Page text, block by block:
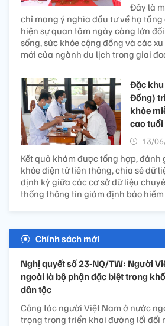
Đây là
chỉ mang ý nghĩa đầu tư về hạ
hiện sự quan tâm ngày càng lớn
sống, sức khỏe cộng đồng và các
mới của ngành du lịch trong giai
Đặc khu
Đồng)
khỏe
cao tuổi
13/
Kết quả khám được tổng hợp, đánh
khỏe điện tử liên thông, chia sẻ dữ
định kỳ giữa các cơ sở dữ liệu
thống thông tin giám định bảo hiểm
Chính sách mới
Nghị quyết số 23-NQ/TW: Người
ngoài là bộ phận đặc biệt trong
dân tộc
Công tác người Việt Nam ở nước
trọng trong triển khai đường lối đối